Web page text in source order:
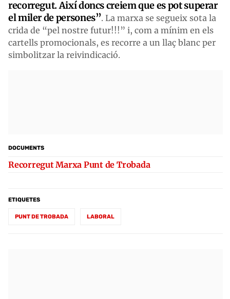
recorregut. Així doncs creiem que es pot superar
el miler de persones”. La marxa se segueix sota la
crida de “pel nostre futur!!!” i, com a mínim en els
cartells promocionals, es recorre a un llaç blanc per
simbolitzar la reivindicació.
DOCUMENTS
Recorregut Marxa Punt de Trobada
ETIQUETES
PUNT DE TROBADA LABORAL